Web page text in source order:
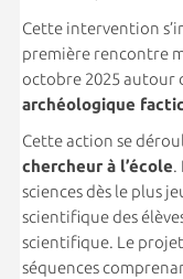
Cette intervention
première rencontre
octobre 2025 autour
archéologique
Cette action se
chercheur à l’école.
sciences dès le plus
scientifique des
scientifique. Le
séquences